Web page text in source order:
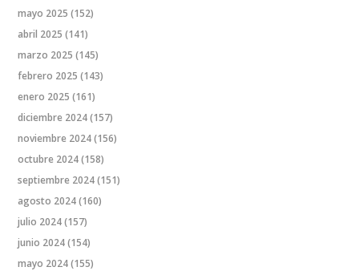
mayo 2025 (152)
abril 2025 (141)
marzo 2025 (145)
febrero 2025 (143)
enero 2025 (161)
diciembre 2024(157)
noviembre 2024(156)
octubre 2024(158)
septiembre 2024(151)
agosto 2024(160)
julio 2024(157)
junio 2024(154)
mayo 2024(155)